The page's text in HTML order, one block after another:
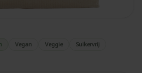
Vegan Veggie
Suikervrij